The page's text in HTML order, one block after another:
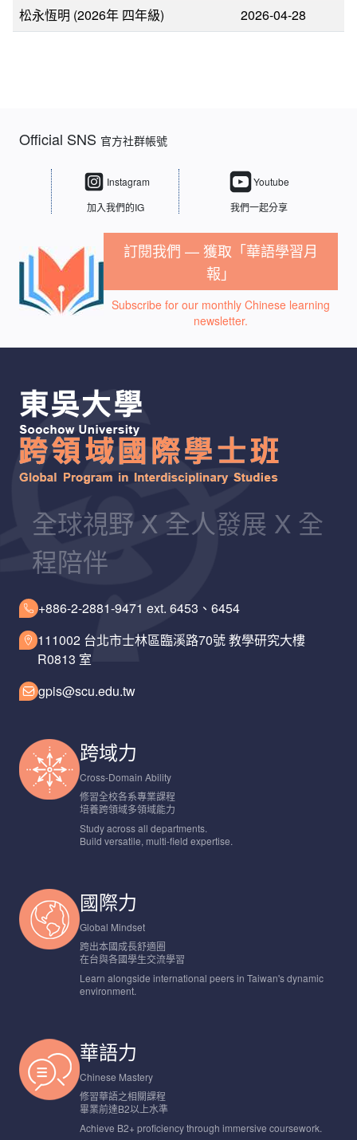
松永恆明 (2026年 四年級)
2026-04-28
Official SNS 官方社群帳號
Instagram
加入我們的IG
Youtube
我們一起分享
訂閱我們 — 獲取「華語學習月
報」
Subscribe for our monthly Chinese learning
newsletter.
全球視野 X 全人發展 X 全
程陪伴
+886-2-2881-9471 ext. 6453、6454
111002 台北市士林區臨溪路70號 教學研究大樓
R0813 室
gpis@scu.edu.tw
跨域力
Cross-Domain Ability
修習全校各系專業課程
培養跨領域多領域能力
Study across all departments.
Build versatile, multi-field expertise.
國際力
Global Mindset
跨出本國成長舒適圈
在台與各國學生交流學習
Learn alongside international peers in Taiwan's dynamic
environment.
華語力
Chinese Mastery
修習華語之相關課程
畢業前達B2以上水準
Achieve B2+ proficiency through immersive coursework.